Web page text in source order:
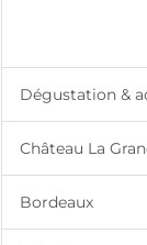
Dégustation &
Château La
Bordeaux